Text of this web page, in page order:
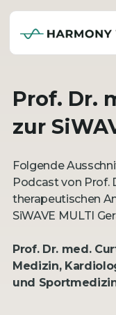
Prof. Dr.
zur
Folgende
Podcast von Prof.
therapeutischen
SiWAVE MULTI
Prof. Dr. med.
Medizin,
und